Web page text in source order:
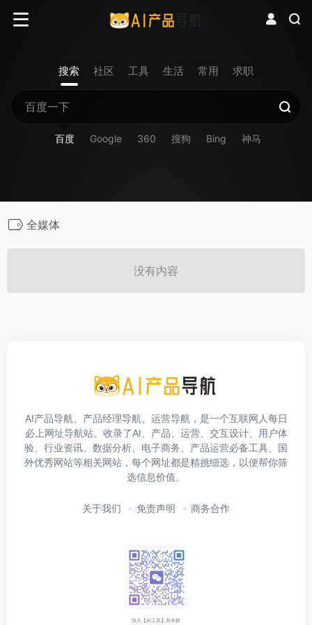
搜索 社区 工具 生活 常用 求职
百度 Google 360 搜狗 Bing 神马
全媒体
没有内容
AI产品导航、产品经理导航、运营导航，是一个互联网人每日
必上网址导航站。收录了AI、产品、运营、交互设计、用户体
验、行业资讯、数据分析、电子商务、产品运营必备工具、国
外优秀网站等相关网站，每个网址都是精挑细选，以便帮你筛
选信息价值。
关于我们 免责声明 商务合作
加入【AI工具】共学群